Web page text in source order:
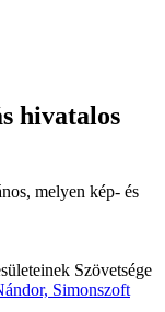
hivatalos
melyen kép- és
Szövetsége
Simonszoft